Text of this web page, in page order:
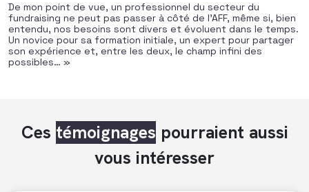
De mon point de vue, un professionnel du secteur du
fundraising ne peut pas passer à côté de l’AFF, même si, bien
entendu, nos besoins sont divers et évoluent dans le temps.
Un novice pour sa formation initiale, un expert pour partager
son expérience et, entre les deux, le champ infini des
possibles… »
Ces témoignages pourraient aussi
vous intéresser